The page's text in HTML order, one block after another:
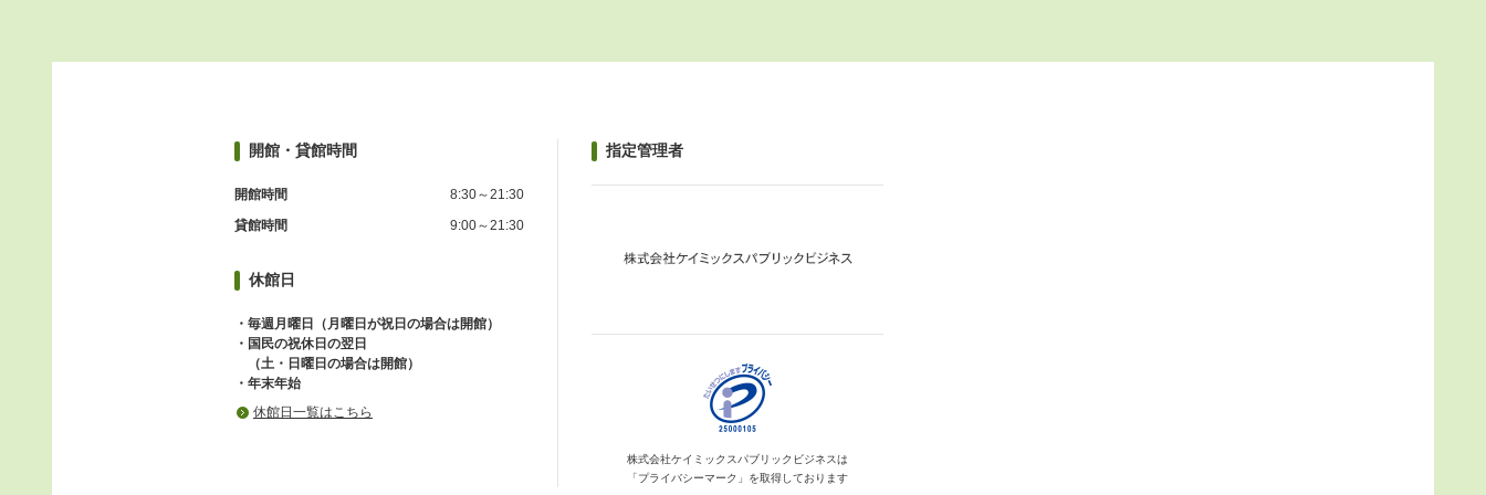
開館・貸館時間
開館時間
8:30～21:30
貸館時間
9:00～21:30
休館日
・毎週月曜日（月曜日が祝日の場合は開館）
・国民の祝休日の翌日
（土・日曜日の場合は開館）
・年末年始
休館日一覧はこちら
指定管理者
株式会社ケイミックスパブリックビジネスは
「プライバシーマーク」を取得しております